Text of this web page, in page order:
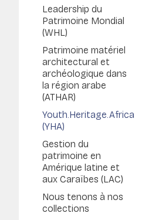
Leadership du
Patrimoine Mondial
(WHL)
Patrimoine matériel
architectural et
archéologique dans
la région arabe
(ATHAR)
Youth.Heritage.Africa
(YHA)
Gestion du
patrimoine en
Amérique latine et
aux Caraïbes (LAC)
Nous tenons à nos
collections